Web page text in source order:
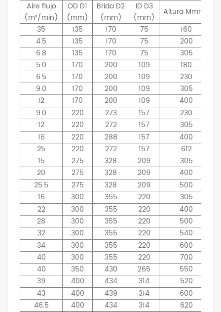
Aire flujo
(m³/min)
OD D1
(mm)
Brida D2
(mm)
ID D3
(mm)
Altura Mmm)
35
135 170 75
160
4.5
135 170 75
200
6.8
135 170 75
305
5.0
170 200 109
180
6.5
170 200 109
230
9.0
170 200 109
305
12
170 200 109
400
9.0
220 273 157
230
12
220 272 157
305
16
220 288 157
400
25
220 272 157
612
15
275 328 209
305
20
275 328 209
400
25.5
275 328 209
500
16
300 355 220
305
22
300 355 220
400
28
300 355 220
500
32
300 355 220
540
34
300 355 220
600
40
300 355 220
700
40
350 430 265
550
39
400 434 314
520
43
400 439 314
600
46.5
400 434 314 620